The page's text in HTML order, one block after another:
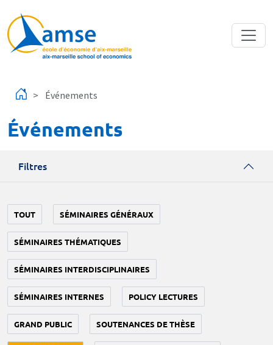
Événements
Événements
Filtres
TOUT SÉMINAIRES GÉNÉRAUX
SÉMINAIRES THÉMATIQUES
SÉMINAIRES INTERDISCIPLINAIRES
SÉMINAIRES INTERNES POLICY LECTURES
GRAND PUBLIC SOUTENANCES DE THÈSE